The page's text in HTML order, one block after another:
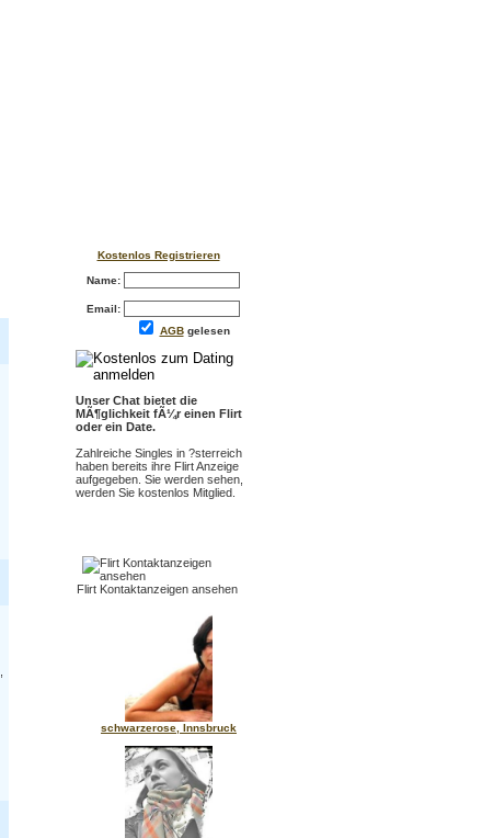
Kostenlos Registrieren
Name:
Email:
AGBgelesen
Unser Chat bietet die
MÃ¶glichkeit fÃ¼r einen Flirt
oder ein Date.
Zahlreiche Singles in ?sterreich
haben bereits ihre Flirt Anzeige
aufgegeben. Sie werden sehen,
werden Sie kostenlos Mitglied.
Flirt Kontaktanzeigen ansehen
schwarzerose, Innsbruck